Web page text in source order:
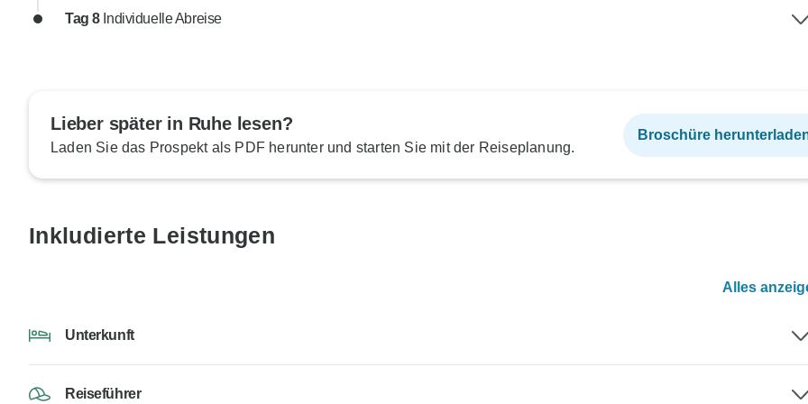
Tag 8 Individuelle Abreise
Lieber später in Ruhe lesen?
Laden Sie das Prospekt als PDF herunter und starten Sie mit der Reiseplanung.
Broschüre
Inkludierte Leistungen
Alles
Unterkunft
Reiseführer